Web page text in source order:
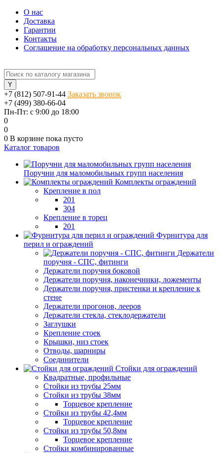
О нас
Доставка
Гарантии
Контакты
Соглашение на обработку персональных данных
+7 (812) 507-91-44 Заказать звонок
+7 (499) 380-66-04
Пн-Пт: с 9:00 до 18:00
0
0
0 В корзине пока пусто
Каталог товаров
Поручни для маломобильных групп населения
Комплекты ограждений
Крепление в пол
201
304
Крепление в торец
201
Фурнитура для
перил и ограждений
Держатели
поручня - СПС, фитинги
Держатели поручня боковой
Держатели поручня, наконечники, ложементы
Держатели поручня, пристенки и крепление к
стене
Держатели прогонов, лееров
Держатели стекла, стеклодержатели
Заглушки
Крепление стоек
Крышки, низ стоек
Отводы, шарниры
Соединители
Стойки для ограждений
Квадратные, профильные
Стойки из трубы 25мм
Стойки из трубы 38мм
Торцевое крепление
Стойки из трубы 42,4мм
Торцевое крепление
Стойки из трубы 50,8мм
Торцевое крепление
Стойки комбинированные